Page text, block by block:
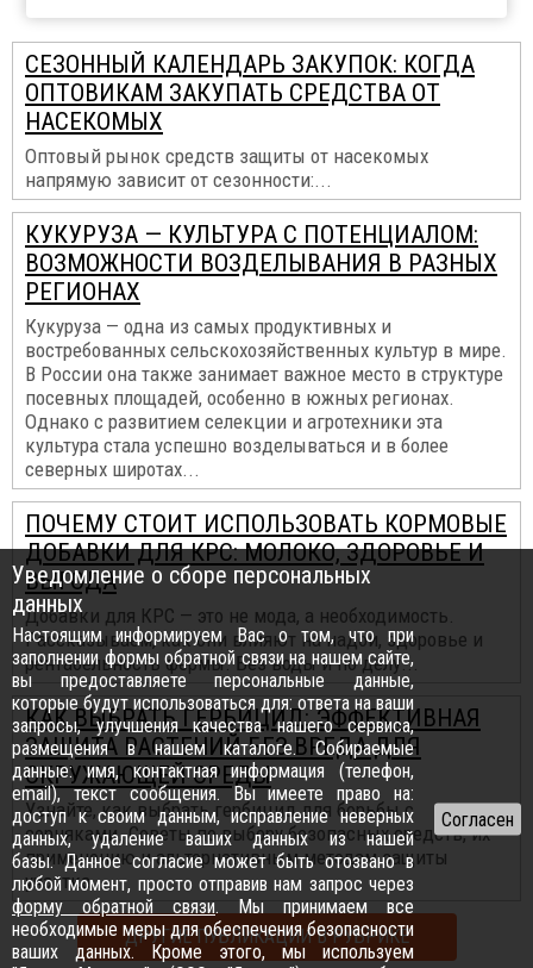
СЕЗОННЫЙ КАЛЕНДАРЬ ЗАКУПОК: КОГДА
ОПТОВИКАМ ЗАКУПАТЬ СРЕДСТВА ОТ
НАСЕКОМЫХ
Оптовый рынок средств защиты от насекомых
напрямую зависит от сезонности:...
КУКУРУЗА — КУЛЬТУРА С ПОТЕНЦИАЛОМ:
ВОЗМОЖНОСТИ ВОЗДЕЛЫВАНИЯ В РАЗНЫХ
РЕГИОНАХ
Кукуруза — одна из самых продуктивных и
востребованных сельскохозяйственных культур в мире.
В России она также занимает важное место в структуре
посевных площадей, особенно в южных регионах.
Однако с развитием селекции и агротехники эта
культура стала успешно возделываться и в более
северных широтах...
ПОЧЕМУ СТОИТ ИСПОЛЬЗОВАТЬ КОРМОВЫЕ
ДОБАВКИ ДЛЯ КРС: МОЛОКО, ЗДОРОВЬЕ И
ВЫГОДА
Добавки для КРС — это не мода, а необходимость.
Рассказываем, как они влияют на надои, здоровье и
рентабельность фермы. Без воды и по делу...
КАК ВЫБРАТЬ ГЕРБИЦИД: ЭФФЕКТИВНАЯ
ЗАЩИТА РАСТЕНИЙ БЕЗ ВРЕДА ДЛЯ
ОКРУЖАЮЩЕЙ СРЕДЫ
Узнайте, как выбрать гербицид для борьбы с
сорняками. Советы по выбору безопасных средств, их
применению и альтернативным методам защиты
участка...
ДРУГИЕ ПУБЛИКАЦИИ В РУБРИКЕ
Уведомление о сборе персональных
данных
Настоящим информируем Вас о том, что при
заполнении формы обратной связи на нашем сайте,
вы предоставляете персональные данные,
которые будут использоваться для: ответа на ваши
запросы, улучшения качества нашего сервиса,
размещения в нашем каталоге. Собираемые
данные: имя, контактная информация (телефон,
email), текст сообщения. Вы имеете право на:
доступ к своим данным, исправление неверных
данных, удаление ваших данных из нашей
базы. Данное согласие может быть отозвано в
любой момент, просто отправив нам запрос через
форму обратной связи. Мы принимаем все
необходимые меры для обеспечения безопасности
ваших данных. Кроме этого, мы используем